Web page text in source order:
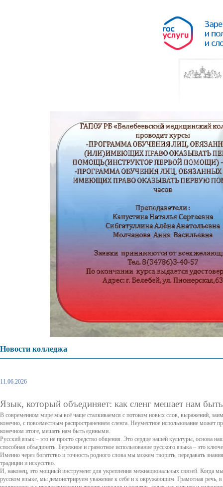
Новости колледжа
11.06.2026
Язык, который объединяет: как сленг мешает нам
В современном мире мы всё чаще сталкиваемся с потоком новых слов, выражений,
конечно, с повсеместным распространением сленга. Неуместное использование может
конечном итоге, мешать нам быть едиными.
Русский язык – это не просто средство общения. Это сердце нашей культуры, основа
способная объединять. Бережное и грамотное использование русского языка – это
Именно через богатство и точность родного слова мы можем творить, передавать
традиции и искусство.
И, наконец, это мощный инструмент для укрепления межнациональных связей. Когда
русском языке, мы демонстрируем уважение к себе и к окружающим. Грамотная речь,